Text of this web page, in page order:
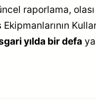
raporlama,
Ekipmanlarının
yılda bir defa